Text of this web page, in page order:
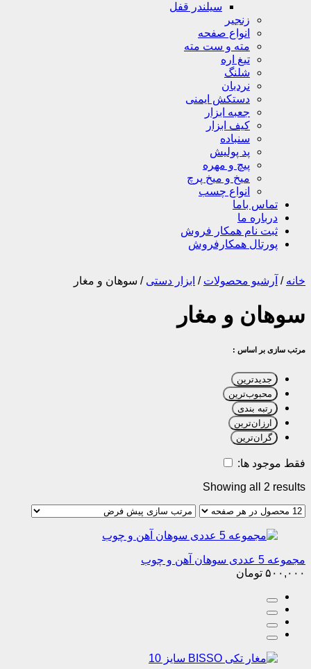
سیلندر قفل
زنجیر
انواع صفحه
مته و ست مته
تیغ اره
شلنگ
نردبان
دستکش ایمنی
جعبه ابزار
کیف ابزار
سنباده
پد پولیش
پیچ و مهره
میخ و میخ پرچ
انواع چسب
تماس باما
درباره ما
ثبت نام همکار فروش
پورتال همکارفروش
خانه / آرشیو محصولات / ابزار دستی / سوهان و مغار
سوهان و مغار
مرتب سازی بر اساس :
جدیدترین
محبوب‌ترین
رتبه بندی
ارزان‌ترین
گران‌ترین
فقط موجود ها:
Showing all 2 results
مجموعه 5 عددی سوهان آهن و چوب
۵۰۰,۰۰۰ تومان